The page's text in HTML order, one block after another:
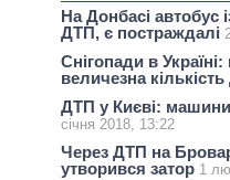
На Донбасі автобус
ДТП, є постраждалі
Снігопади в Україні:
величезна
ДТП у Києві:
січня 2018, 13:22
Через ДТП на
утворився затор 1